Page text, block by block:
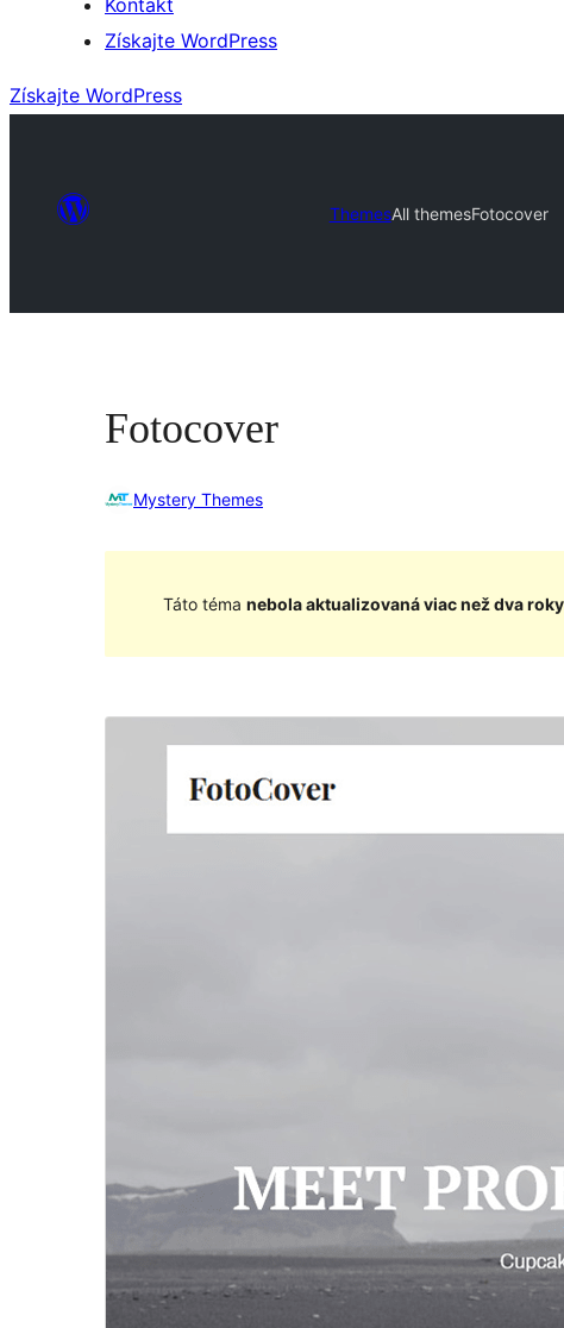
Kontakt
Získajte WordPress
Získajte WordPress
ThemesAll themesFotocover
Fotocover
Mystery Themes
Táto téma nebola aktualizovaná viac než dva roky